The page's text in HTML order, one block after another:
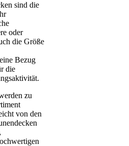
sind die
oder
die Größe
Bezug
die
zu
von den